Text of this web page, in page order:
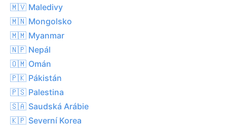
🇲🇻 Maledivy
🇲🇳 Mongolsko
🇲🇲 Myanmar
🇳🇵 Nepál
🇴🇲 Omán
🇵🇰 Pákistán
🇵🇸 Palestina
🇸🇦 Saudská Arábie
🇰🇵 Severní Korea